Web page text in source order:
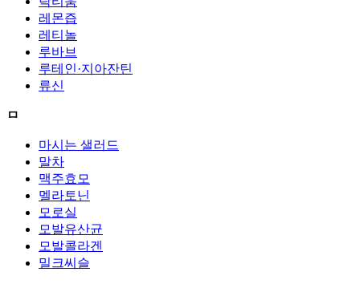
레몬즙
레티놀
루바브
루테인·지아잔틴
류신
ㅁ
마시는 샐러드
말차
맥주효모
멜라토닌
모로실
모발유산균
모발콜라겐
밀크씨슬